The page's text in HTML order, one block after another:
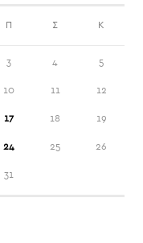
Π Σ Κ
3 4 5
10 11 12
17 18 19
24 25 26
31